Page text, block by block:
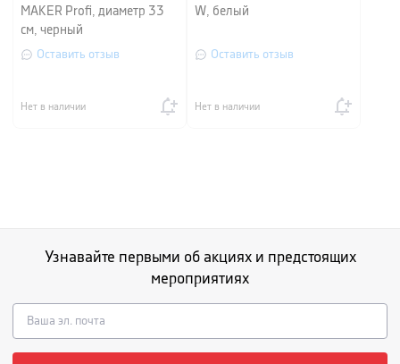
MAKER Profi, диаметр 33
см, черный
Оставить отзыв
Нет в наличии
W, белый
Оставить отзыв
Нет в наличии
Узнавайте первыми об акциях и предстоящих
мероприятиях